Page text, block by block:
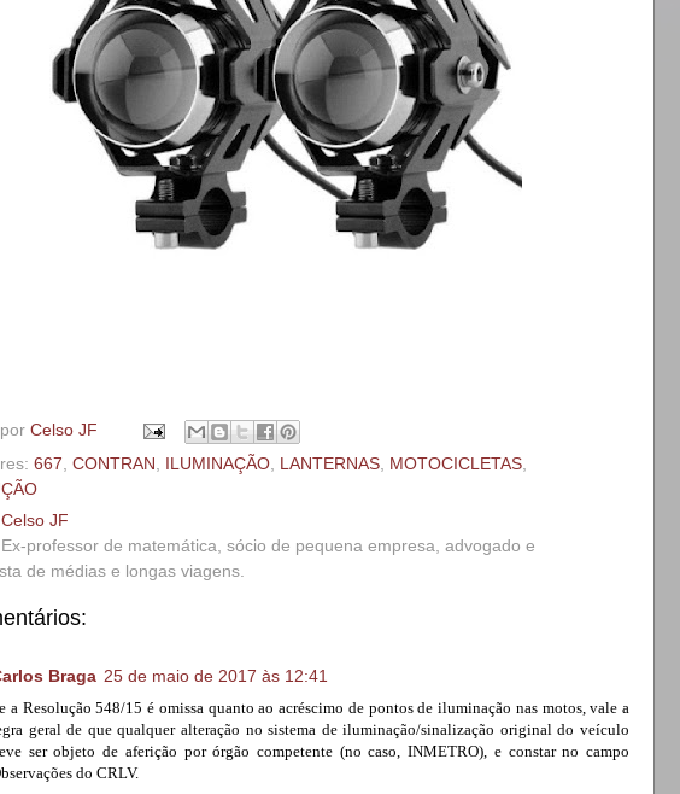
Celso JF
667 CONTRAN ILUMINAÇÃO LANTERNAS MOTOCICLETAS
Celso JF
Ex-professor de matemática, sócio de pequena empresa, advogado e
de médias e longas viagens.
Braga 25 de maio de 2017 às 12:41
a Resolução 548/15 é omissa quanto ao acréscimo de pontos de iluminação nas motos, vale a
geral de que qualquer alteração no sistema de iluminação/sinalização original do veículo
ser objeto de aferição por órgão competente (no caso, INMETRO), e constar no campo
do CRLV.